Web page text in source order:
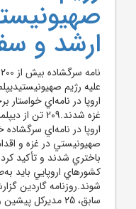
ارشد و
عليه رژيم
اروپا در نامه‌اي خواستار
غزه شدند.209
اروپا در نامه‌اي
صهيونيستي در غزه و
باختري شدند و تأکيد
کشورهاي اروپايي بايد